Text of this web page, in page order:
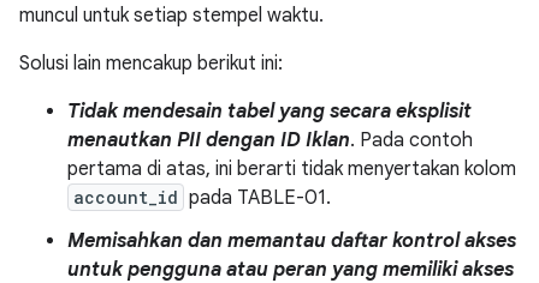
muncul untuk setiap stempel waktu.
Solusi lain mencakup berikut ini:
Tidak mendesain tabel yang secara eksplisit
menautkan PII dengan ID Iklan. Pada contoh
pertama di atas, ini berarti tidak menyertakan kolom
account_id pada TABLE-01.
Memisahkan dan memantau daftar kontrol akses
untuk pengguna atau peran yang memiliki akses